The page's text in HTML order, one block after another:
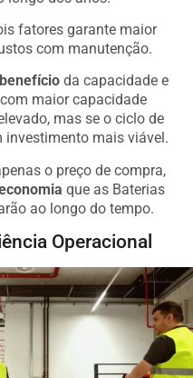
fatores garante maior
com manutenção.
da capacidade e
maior capacidade
mas se o ciclo de
mais viável.
o preço de compra,
que as Baterias
ao longo do tempo.
Operacional